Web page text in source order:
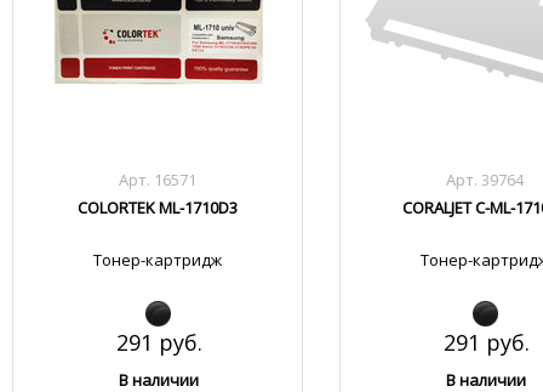
Арт. 16571
COLORTEK ML-1710D3
Тонер-картридж
291 руб.
В наличии
Арт. 39764
CORALJET C-ML-
Тонер-
291 руб.
В наличии